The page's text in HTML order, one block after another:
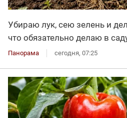
Убираю лук, сею зелень и
что обязательно делаю в
Панорама сегодня, 07:25